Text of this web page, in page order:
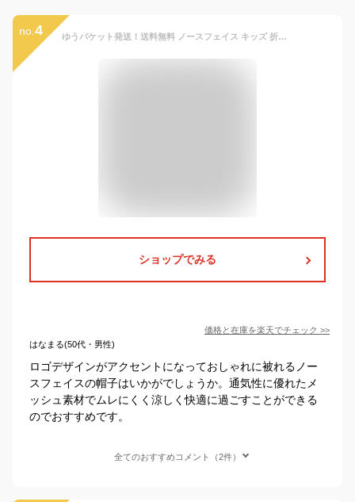
no. 4 ゆうパケット発送！送料無料 ノースフェイス キッズ 折りたためる 子供 メッシュキャップ THE NORTH FACE Kids Square Logo Mesh Cap キッズ スクエアロゴ メッシュ キャップ 帽子 幼児 3歳 4歳 5歳 6歳 nnj02001 2024春夏新色
ショップでみる
価格と在庫を楽天でチェック >>
はなまる(50代・男性)
ロゴデザインがアクセントになっておしゃれに被れるノー
スフェイスの帽子はいかがでしょうか。通気性に優れたメ
ッシュ素材でムレにくく涼しく快適に過ごすことができる
のでおすすめです。
全てのおすすめコメント（2件）